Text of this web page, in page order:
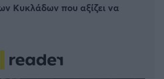
Κυκλάδων που αξίζει να